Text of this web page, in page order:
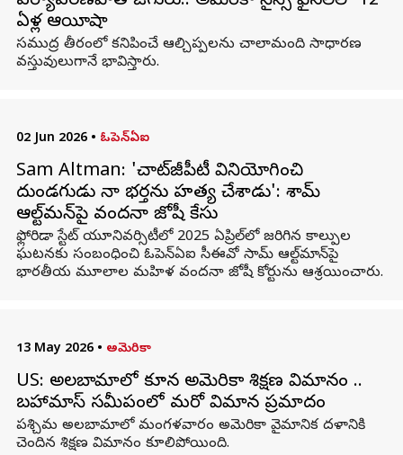
ఏళ్ల ఆయీషా
సముద్ర తీరంలో కనిపించే ఆల్చిప్పలను చాలామంది సాధారణ
వస్తువులుగానే భావిస్తారు.
02 Jun 2026 • ఓపెన్ఏఐ
Sam Altman: 'చాట్‌జీపీటీ వినియోగించి
దుండగుడు నా భర్తను హత్య చేశాడు': శామ్
ఆల్ట్‌మన్‌పై వందనా జోషీ కేసు
ఫ్లోరిడా స్టేట్ యూనివర్సిటీలో 2025 ఏప్రిల్‌లో జరిగిన కాల్పుల
ఘటనకు సంబంధించి ఓపెన్‌ఏఐ సీఈవో సామ్ ఆల్ట్‌మాన్‌పై
భారతీయ మూలాల మహిళ వందనా జోషీ కోర్టును ఆశ్రయించారు.
13 May 2026 • అమెరికా
US: అలబామాలో కూలిన అమెరికా శిక్షణ విమానం ..
బహామాస్ సమీపంలో మరో విమాన ప్రమాదం
పశ్చిమ అలబామాలో మంగళవారం అమెరికా వైమానిక దళానికి
చెందిన శిక్షణ విమానం కూలిపోయింది.